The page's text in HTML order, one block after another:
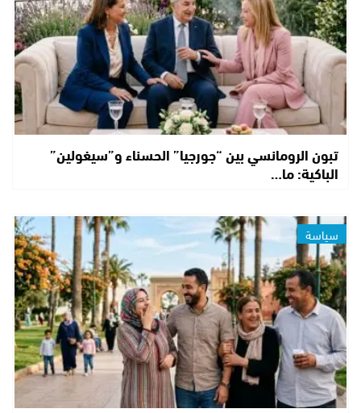
تبون الرومانسي بين “جورجيا” الحسناء و”سيغولين”
الباكية: ما…
سياسة